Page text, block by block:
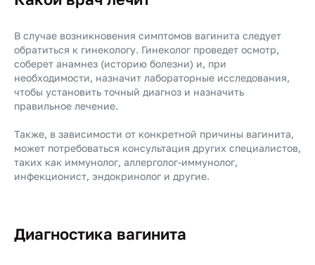
В случае возникновения симптомов вагинита следует
обратиться к гинекологу. Гинеколог проведет осмотр,
соберет анамнез (историю болезни) и, при
необходимости, назначит лабораторные исследования,
чтобы установить точный диагноз и назначить
правильное лечение.
Также, в зависимости от конкретной причины вагинита,
может потребоваться консультация других специалистов,
таких как иммунолог, аллерголог-иммунолог,
инфекционист, эндокринолог и другие.
Диагностика вагинита